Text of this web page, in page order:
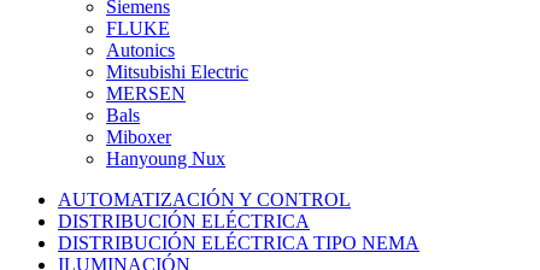
Siemens
FLUKE
Autonics
Mitsubishi Electric
MERSEN
Bals
Miboxer
Hanyoung Nux
AUTOMATIZACIÓN Y CONTROL
DISTRIBUCIÓN ELÉCTRICA
DISTRIBUCIÓN ELÉCTRICA TIPO NEMA
ILUMINACIÓN